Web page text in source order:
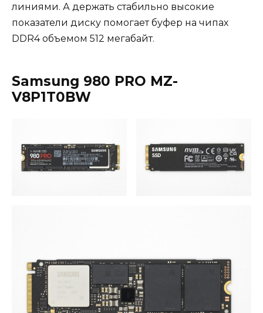
линиями. А держать стабильно высокие
показатели диску помогает буфер на чипах
DDR4 объемом 512 мегабайт.
Samsung 980 PRO MZ-
V8P1T0BW